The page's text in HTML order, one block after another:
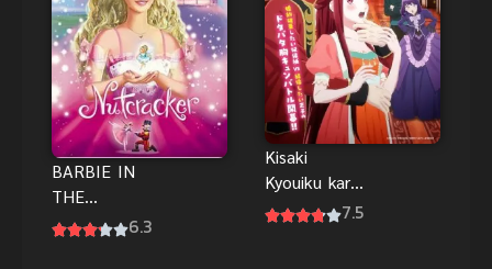
BARBIE IN
THE
NUTCRACKE
6.3
Kisaki
Kyouiku kara
Nigetai
7.5